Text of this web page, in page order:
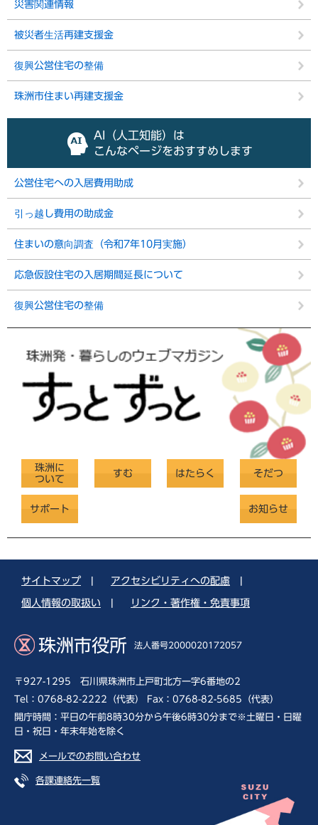
災害関連情報
被災者生活再建支援金
復興公営住宅の整備
珠洲市住まい再建支援金
AI（人工知能）は
こんなページをおすすめします
公営住宅への入居費用助成
引っ越し費用の助成金
住まいの意向調査（令和7年10月実施）
応急仮設住宅の入居期間延長について
復興公営住宅の整備
珠洲に
ついて
すむ はたらく そだつ
サポート お知らせ
サイトマップ アクセシビリティへの配慮
個人情報の取扱い リンク・著作権・免責事項
珠洲市役所 法人番号2000020172057
〒927-1295 石川県珠洲市上戸町北方一字6番地の2
Tel：0768-82-2222（代表） Fax：0768-82-5685（代表）
開庁時間：平日の午前8時30分から午後6時30分まで※土曜日・日曜
日・祝日・年末年始を除く
メールでのお問い合わせ
各課連絡先一覧